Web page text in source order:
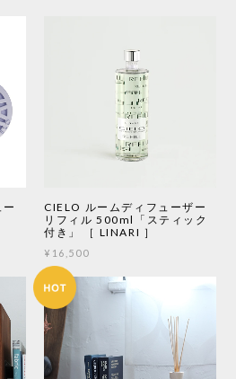
CIELO ルームディフューザー
リフィル 500ml「スティック
付き」 ［ LINARI ］
¥16,500